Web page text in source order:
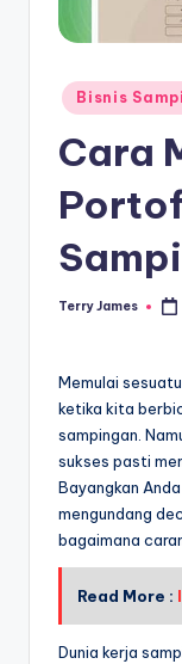
Posted
in
Bisnis
Cara
Posted
Terry James
Memulai
ketika kita
sampingan.
sukses pasti
Bayangkan
mengundang
bagaimana
Read More :
Dunia kerja